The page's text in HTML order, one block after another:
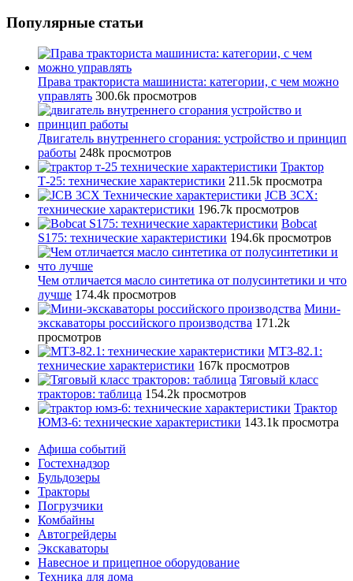
Популярные статьи
Права тракториста машиниста: категории, с чем можно
управлять 300.6k просмотров
Двигатель внутреннего сгорания: устройство и принцип
работы 248k просмотров
Трактор
Т-25: технические характеристики 211.5k просмотра
JCB 3CX:
технические характеристики 196.7k просмотров
Bobcat
S175: технические характеристики 194.6k просмотров
Чем отличается масло синтетика от полусинтетики и что
лучше 174.4k просмотров
Мини-
экскаваторы российского производства 171.2k
просмотров
МТЗ-82.1:
технические характеристики 167k просмотров
Тяговый класс
тракторов: таблица 154.2k просмотров
Трактор
ЮМЗ-6: технические характеристики 143.1k просмотра
Афиша событий
Гостехнадзор
Бульдозеры
Тракторы
Погрузчики
Комбайны
Автогрейдеры
Экскаваторы
Навесное и прицепное оборудование
Техника для дома